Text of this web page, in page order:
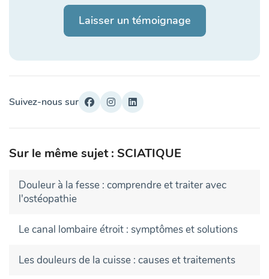
Laisser un témoignage
Suivez-nous sur
Sur le même sujet : SCIATIQUE
Douleur à la fesse : comprendre et traiter avec
l'ostéopathie
Le canal lombaire étroit : symptômes et solutions
Les douleurs de la cuisse : causes et traitements